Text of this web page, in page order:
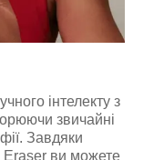
інтелекту з
звичайні
Завдяки
Eraser ви можете